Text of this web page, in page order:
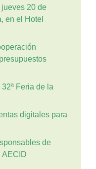
jueves 20 de
en el Hotel
Feria de la
digitales para
de
AECID